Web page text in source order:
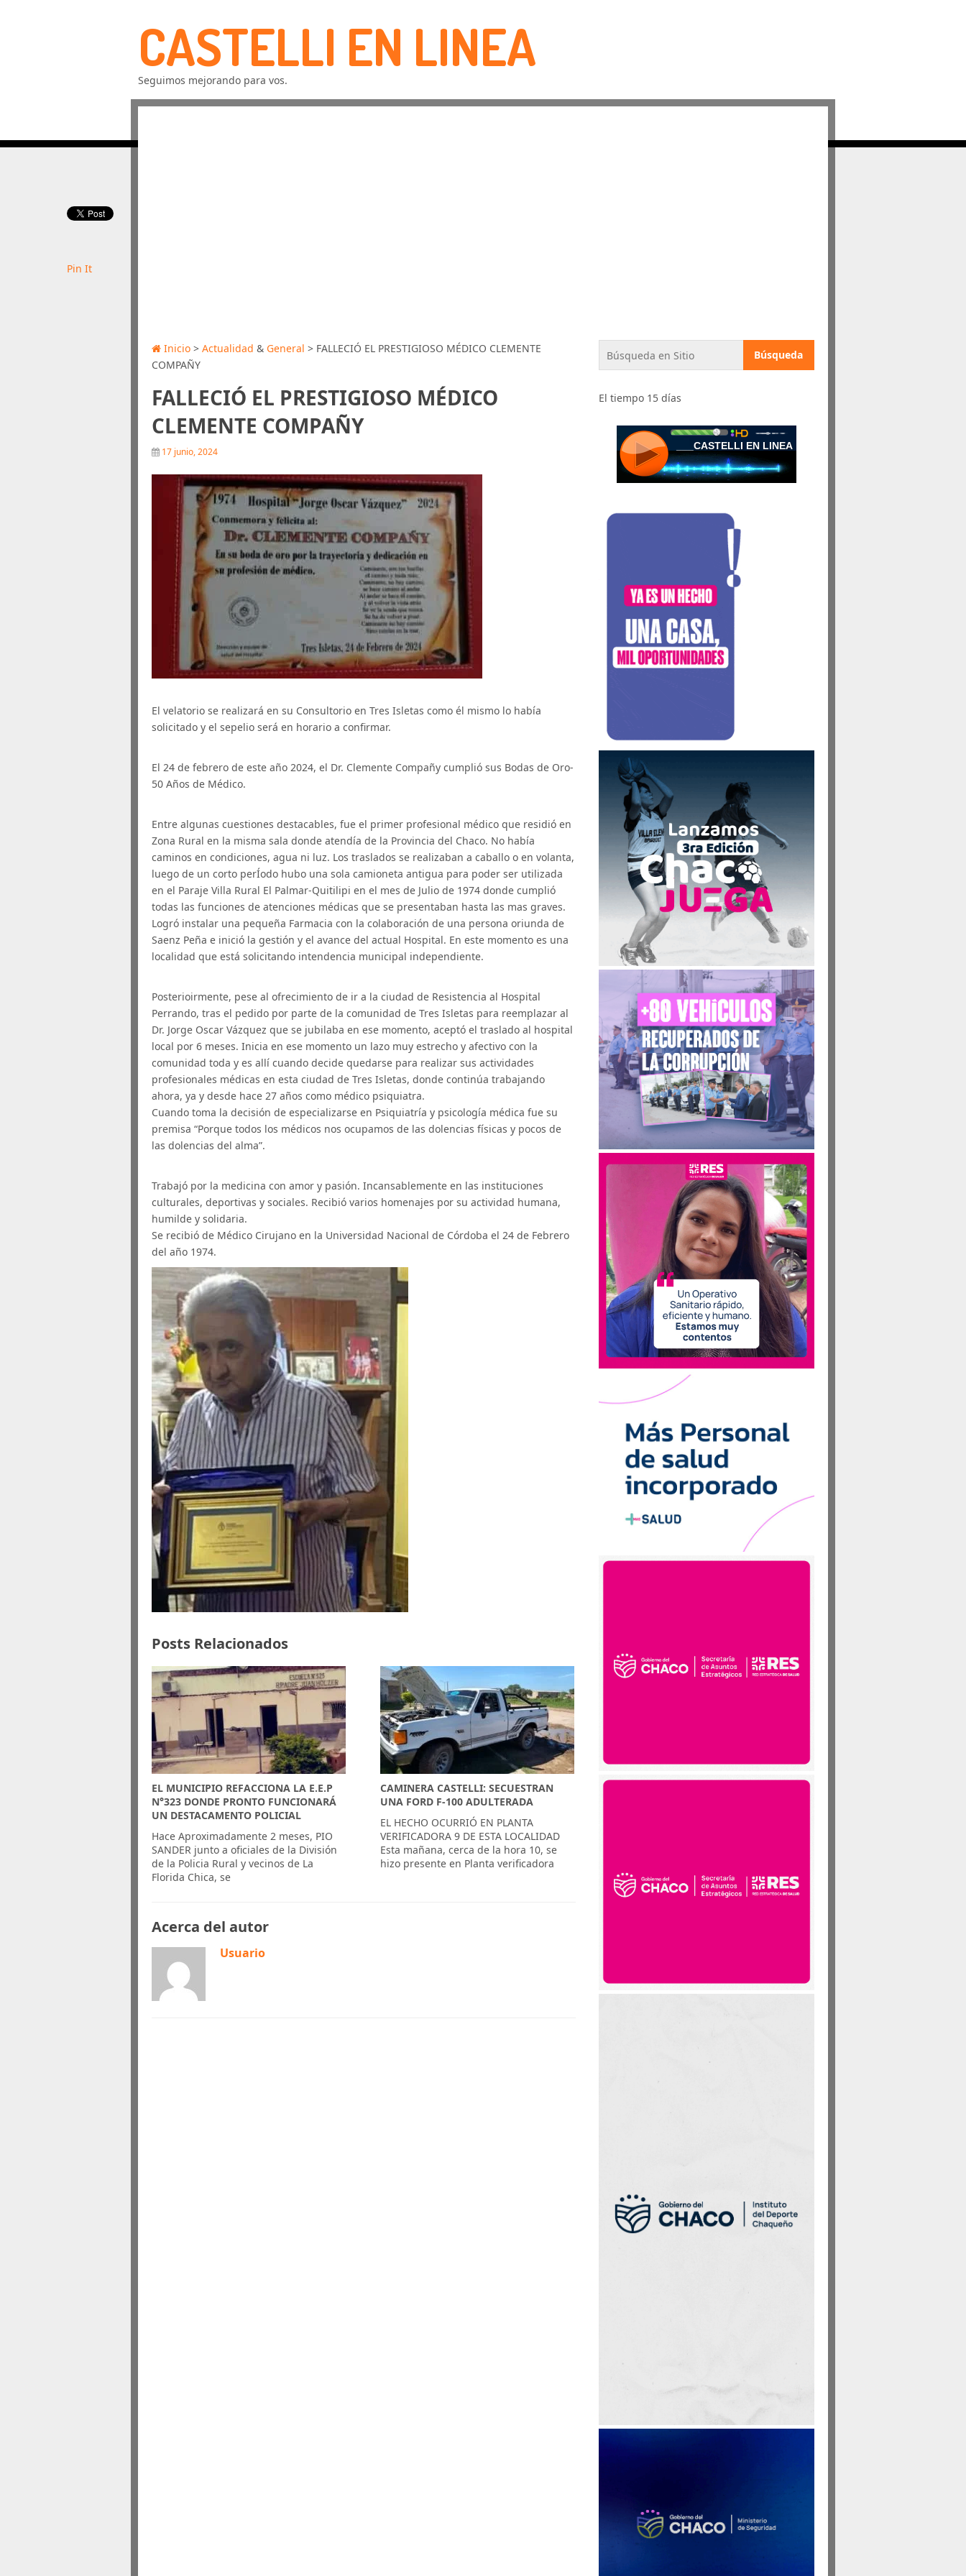
CASTELLI EN LINEA
Seguimos mejorando para vos.
Inicio >Actualidad & General > FALLECIÓ EL PRESTIGIOSO MÉDICO CLEMENTE
COMPAÑY
FALLECIÓ EL PRESTIGIOSO MÉDICO
CLEMENTE COMPAÑY
17 junio, 2024
El velatorio se realizará en su Consultorio en Tres Isletas como él mismo lo había
solicitado y el sepelio será en horario a confirmar.
El 24 de febrero de este año 2024, el Dr. Clemente Compañy cumplió sus Bodas de Oro-
50 Años de Médico.
Entre algunas cuestiones destacables, fue el primer profesional médico que residió en
Zona Rural en la misma sala donde atendía de la Provincia del Chaco. No había
caminos en condiciones, agua ni luz. Los traslados se realizaban a caballo o en volanta,
luego de un corto perÍodo hubo una sola camioneta antigua para poder ser utilizada
en el Paraje Villa Rural El Palmar-Quitilipi en el mes de Julio de 1974 donde cumplió
todas las funciones de atenciones médicas que se presentaban hasta las mas graves.
Logró instalar una pequeña Farmacia con la colaboración de una persona oriunda de
Saenz Peña e inició la gestión y el avance del actual Hospital. En este momento es una
localidad que está solicitando intendencia municipal independiente.
Posterioirmente, pese al ofrecimiento de ir a la ciudad de Resistencia al Hospital
Perrando, tras el pedido por parte de la comunidad de Tres Isletas para reemplazar al
Dr. Jorge Oscar Vázquez que se jubilaba en ese momento, aceptó el traslado al hospital
local por 6 meses. Inicia en ese momento un lazo muy estrecho y afectivo con la
comunidad toda y es allí cuando decide quedarse para realizar sus actividades
profesionales médicas en esta ciudad de Tres Isletas, donde continúa trabajando
ahora, ya y desde hace 27 años como médico psiquiatra.
Cuando toma la decisión de especializarse en Psiquiatría y psicología médica fue su
premisa “Porque todos los médicos nos ocupamos de las dolencias físicas y pocos de
las dolencias del alma”.
Trabajó por la medicina con amor y pasión. Incansablemente en las instituciones
culturales, deportivas y sociales. Recibió varios homenajes por su actividad humana,
humilde y solidaria.
Se recibió de Médico Cirujano en la Universidad Nacional de Córdoba el 24 de Febrero
del año 1974.
Pin It
Posts Relacionados
EL MUNICIPIO REFACCIONA LA E.E.P
N°323 DONDE PRONTO FUNCIONARÁ
UN DESTACAMENTO POLICIAL
Hace Aproximadamente 2 meses, PIO
SANDER junto a oficiales de la División
de la Policia Rural y vecinos de La
Florida Chica, se
CAMINERA CASTELLI: SECUESTRAN
UNA FORD F-100 ADULTERADA
EL HECHO OCURRIÓ EN PLANTA
VERIFICADORA 9 DE ESTA LOCALIDAD
Esta mañana, cerca de la hora 10, se
hizo presente en Planta verificadora
Acerca del autor
Usuario
El tiempo 15 días